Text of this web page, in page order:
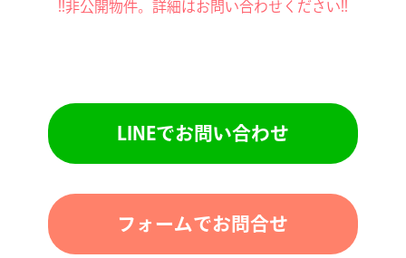
!!非公開物件。詳細はお問い合わせください!!
LINEでお問い合わせ
フォームでお問合せ